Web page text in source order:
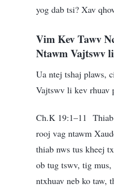
yog dab tsi? Xav
Vim Kev Tawv
Ntawm Vajtswv
Ua ntej tshaj plaws,
Vajtswv li kev rhuav
Ch.K 19:1–11
rooj vag ntawm
thiab nws tus kheej
ob tug tswv, tig
ntxhuav neb ko taw,